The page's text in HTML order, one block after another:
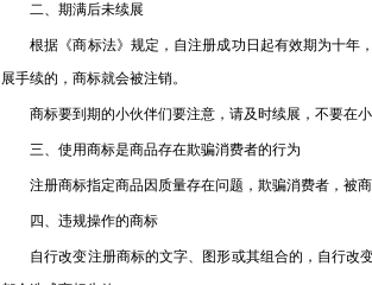
二、期满后未续展
根据《商标法》规定，自注册成功日起有效期为十年
展手续的，商标就会被注销。
商标要到期的小伙伴们要注意，请及时续展，不要在小
三、使用商标是商品存在欺骗消费者的行为
注册商标指定商品因质量存在问题，欺骗消费者，被商
四、违规操作的商标
自行改变注册商标的文字、图形或其组合的，自行改